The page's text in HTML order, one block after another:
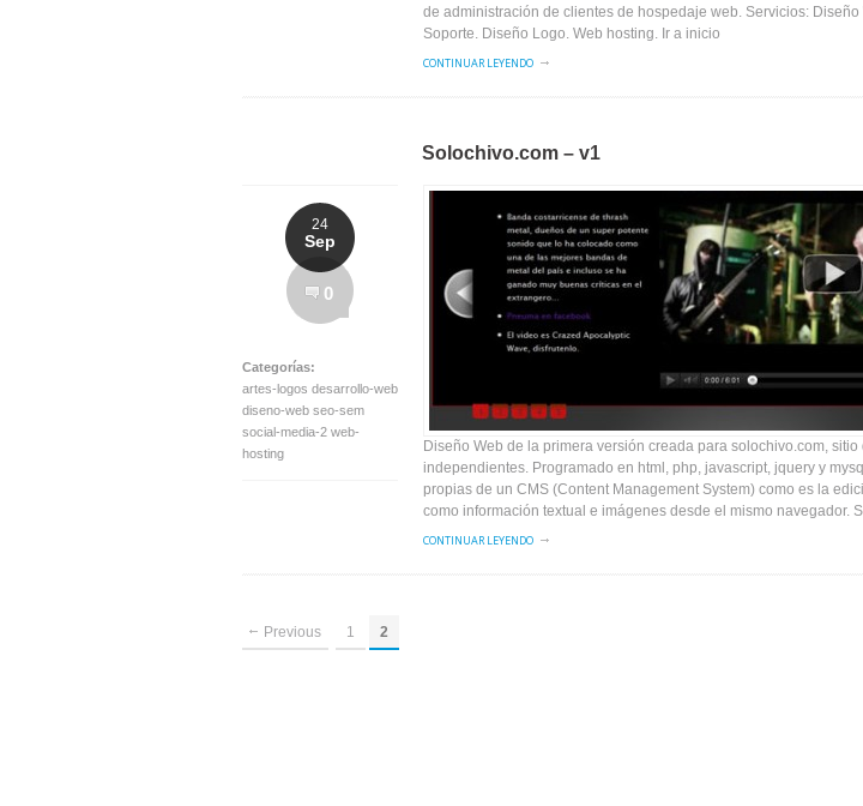
de administración de clientes de hospedaje web. Servicios:
Soporte. Diseño Logo. Web hosting. Ir a inicio
CONTINUAR LEYENDO
Solochivo.com – v1
24
Sep
0
Categorías:
artes-logos desarrollo-web
diseno-web seo-sem
social-media-2 web-
hosting
Diseño Web de la primera versión creada para solochivo.com,
independientes. Programado en html, php, javascript, jquery y
propias de un CMS (Content Management System) como es la
como información textual e imágenes desde el mismo navegador.
CONTINUAR LEYENDO
Previous 1 2